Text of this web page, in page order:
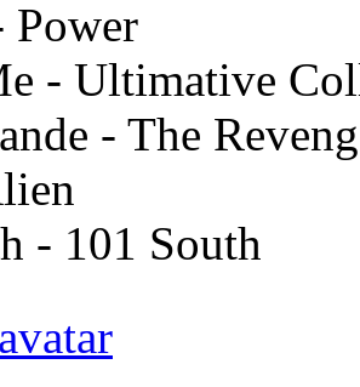
Power
- Ultimative
- The
- 101 South